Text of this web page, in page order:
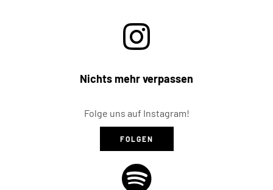
Nichts mehr verpassen
Folge uns auf Instagram!
FOLGEN